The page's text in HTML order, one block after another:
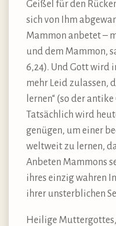
Geißel für den
sich von Ihm
Mammon anbetet –
und dem Mammon,
6,24). Und Gott wird
mehr Leid zulassen,
lernen“ (so der
Tatsächlich wird
genügen, um einer
weltweit zu lernen,
Anbeten Mammons
ihres einzig wahren
ihrer unsterblichen
Heilige